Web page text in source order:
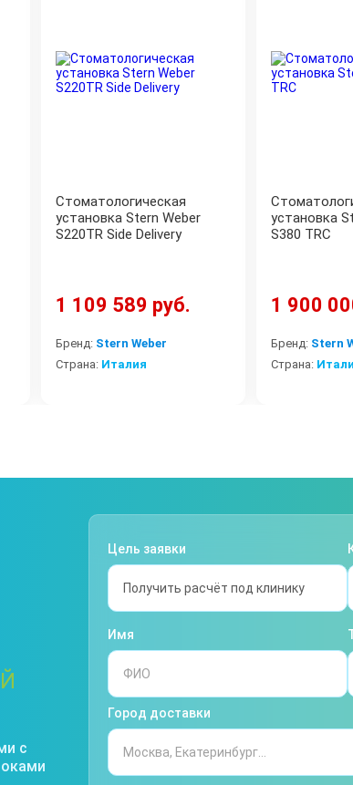
Стоматологическая
установка Stern Weber
S220TR Side Delivery
1 109 589 руб.
Бренд: Stern Weber
Страна: Италия
установка
S380 TRC
1 900
Бренд: Stern
Страна:
с
Цель заявки
Имя
Город доставки